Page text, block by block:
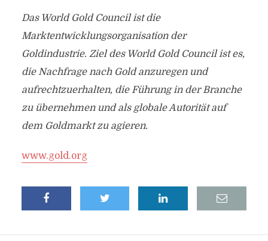
Das World Gold Council ist die
Marktentwicklungsorganisation der
Goldindustrie. Ziel des World Gold Council ist es,
die Nachfrage nach Gold anzuregen und
aufrechtzuerhalten, die Führung in der Branche
zu übernehmen und als globale Autorität auf
dem Goldmarkt zu agieren.
www.gold.org